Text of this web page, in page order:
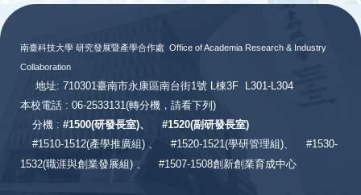
南臺科技大學 研究發展暨產學合作處 Office of Academia Research & Industry
Collaboration
地址: 710301臺南市永康區南台街1號 L棟3F L301-L304
本校電話 : 06-2533131(轉分機，請看下列)
分機 : #1500(研發長室)、 #1520(副研發長室)
#1510-1512(產學推廣組) 、 #1520-1521(學研管理組)、
#1530-
1532(職涯與創業發展組) 、
#1507-1508創新創業育成中心